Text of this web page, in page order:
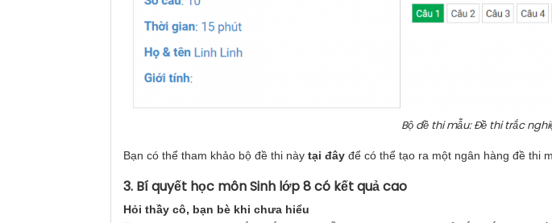
Bộ đề thi mẫu: Đề thi trắc
Bạn có thể tham khảo bộ đề thi này tại đây để có thể tạo ra một ngân hàng đề thi
3. Bí quyết học môn Sinh lớp 8 có kết quả cao
Hỏi thầy cô, bạn bè khi chưa hiểu